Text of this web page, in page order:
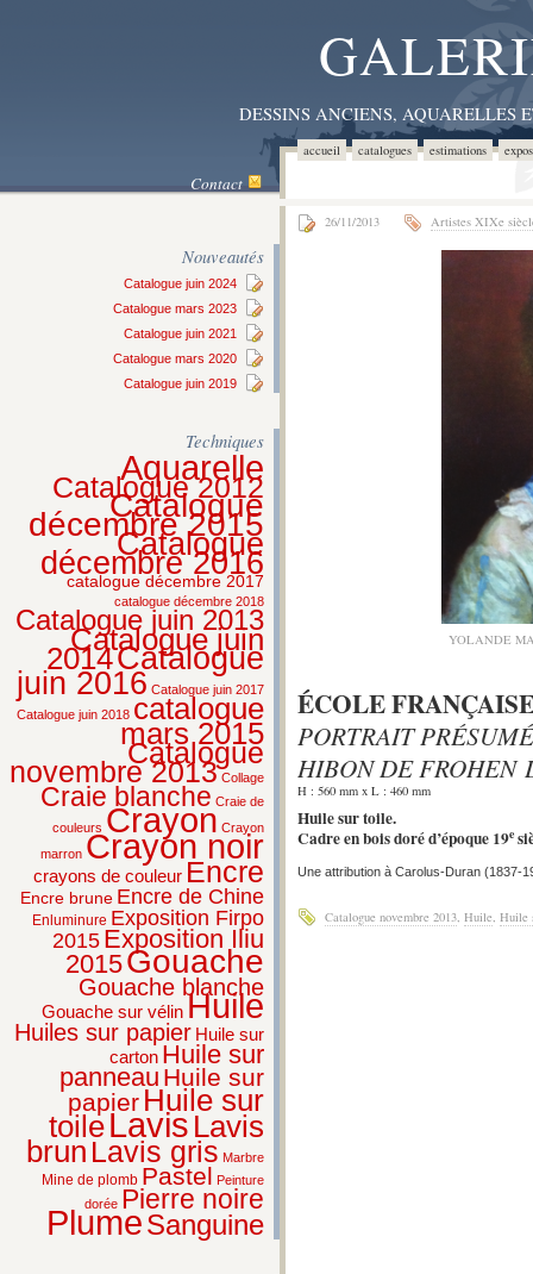
DESSINS ANCIENS,
accueil catalogues estimations
Contact
Nouveautés
Catalogue juin 2024
Catalogue mars 2023
Catalogue juin 2021
Catalogue mars 2020
Catalogue juin 2019
Techniques
Aquarelle
Catalogue 2012
Catalogue
décembre 2015
Catalogue
décembre 2016
catalogue décembre 2017
catalogue décembre 2018
Catalogue juin 2013
Catalogue juin
2014Catalogue
juin 2016 Catalogue juin 2017
Catalogue juin 2018 catalogue
mars 2015
Catalogue
novembre 2013 Collage
Craie blanche Craie de
couleurs Crayon Crayon
marron Crayon noir
crayons de couleur Encre
Encre brune Encre de Chine
Enluminure Exposition Firpo
2015 Exposition Iliu
2015Gouache
Gouache blanche
Gouache sur vélinHuile
Huiles sur papier Huile sur
carton Huile sur
panneau Huile sur
papier Huile sur
toileLavis Lavis
brun Lavis gris Marbre
Mine de plomb Pastel Peinture
dorée Pierre noire
PlumeSanguine
26/11/2013 Artistes XIXe
YOLANDE
ÉCOLE
PORTRAIT
HIBON DE FROHEN
H : 560 mm x L : 460 mm
Huile sur toile.
Cadre en bois doré d’époque 19e
Une attribution à Carolus-Duran (1837-
Catalogue novembre 2013 Huile Huile